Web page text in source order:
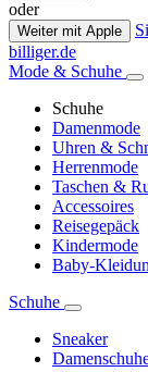
oder
Weiter mit Apple
billiger.de
Mode & Schuhe
Schuhe
Damenmode
Uhren &
Herrenmode
Taschen &
Accessoires
Reisegepäck
Kindermode
Baby-
Schuhe
Sneaker